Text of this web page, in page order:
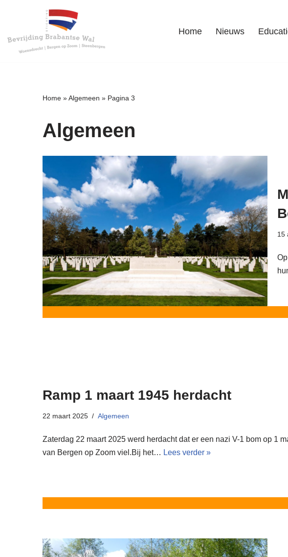
naar
Home Nieuws
Home »Algemeen » Pagina 3
Algemeen
15
Ramp 1 maart 1945 herdacht
22 maart 2025 Algemeen
Zaterdag 22 maart 2025 werd herdacht dat er een nazi V-1 bom op 1
van Bergen op Zoom viel.Bij het… Lees verder »